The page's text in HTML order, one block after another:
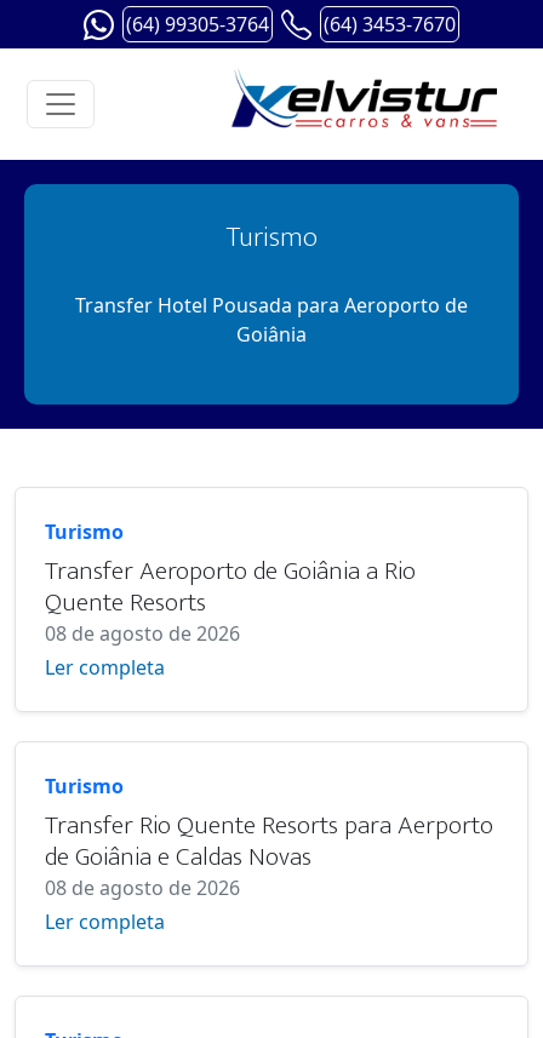
(64) 99305-3764 (64) 3453-7670
Turismo
Transfer Hotel Pousada para Aeroporto de
Goiânia
Turismo
Transfer Aeroporto de Goiânia a Rio
Quente Resorts
08 de agosto de 2026
Ler completa
Turismo
Transfer Rio Quente Resorts para Aerporto
de Goiânia e Caldas Novas
08 de agosto de 2026
Ler completa